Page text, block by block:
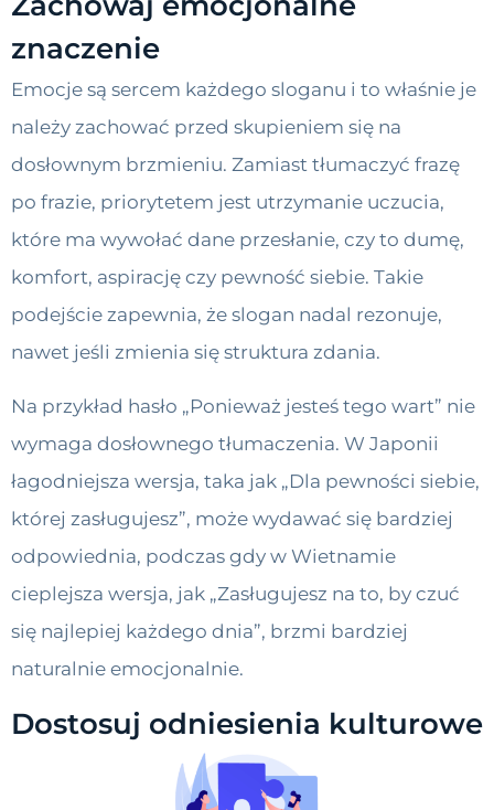
znaczenie
Emocje są sercem każdego sloganu i to właśnie je
należy zachować przed skupieniem się na
dosłownym brzmieniu. Zamiast tłumaczyć frazę
po frazie, priorytetem jest utrzymanie uczucia,
które ma wywołać dane przesłanie, czy to dumę,
komfort, aspirację czy pewność siebie. Takie
podejście zapewnia, że slogan nadal rezonuje,
nawet jeśli zmienia się struktura zdania.
Na przykład hasło „Ponieważ jesteś tego wart” nie
wymaga dosłownego tłumaczenia. W Japonii
łagodniejsza wersja, taka jak „Dla pewności siebie,
której zasługujesz”, może wydawać się bardziej
odpowiednia, podczas gdy w Wietnamie
cieplejsza wersja, jak „Zasługujesz na to, by czuć
się najlepiej każdego dnia”, brzmi bardziej
naturalnie emocjonalnie.
Dostosuj odniesienia kulturowe